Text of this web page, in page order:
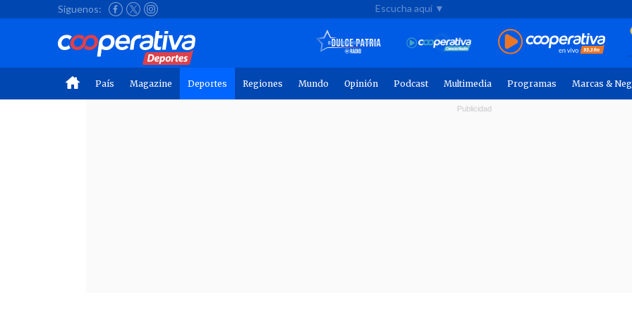
Síguenos: Escucha aquí ▼
País Magazine Deportes Regiones Mundo Opinión Podcast Multimedia Programas Marcas &